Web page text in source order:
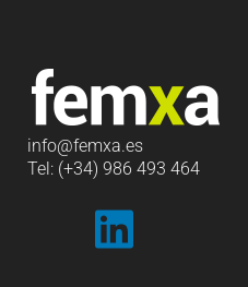
info@femxa.es
Tel: (+34) 986 493 464